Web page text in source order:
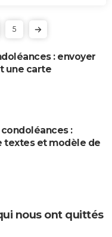
5
: envoyer
une carte
:
textes et modèle de
nous ont quittés